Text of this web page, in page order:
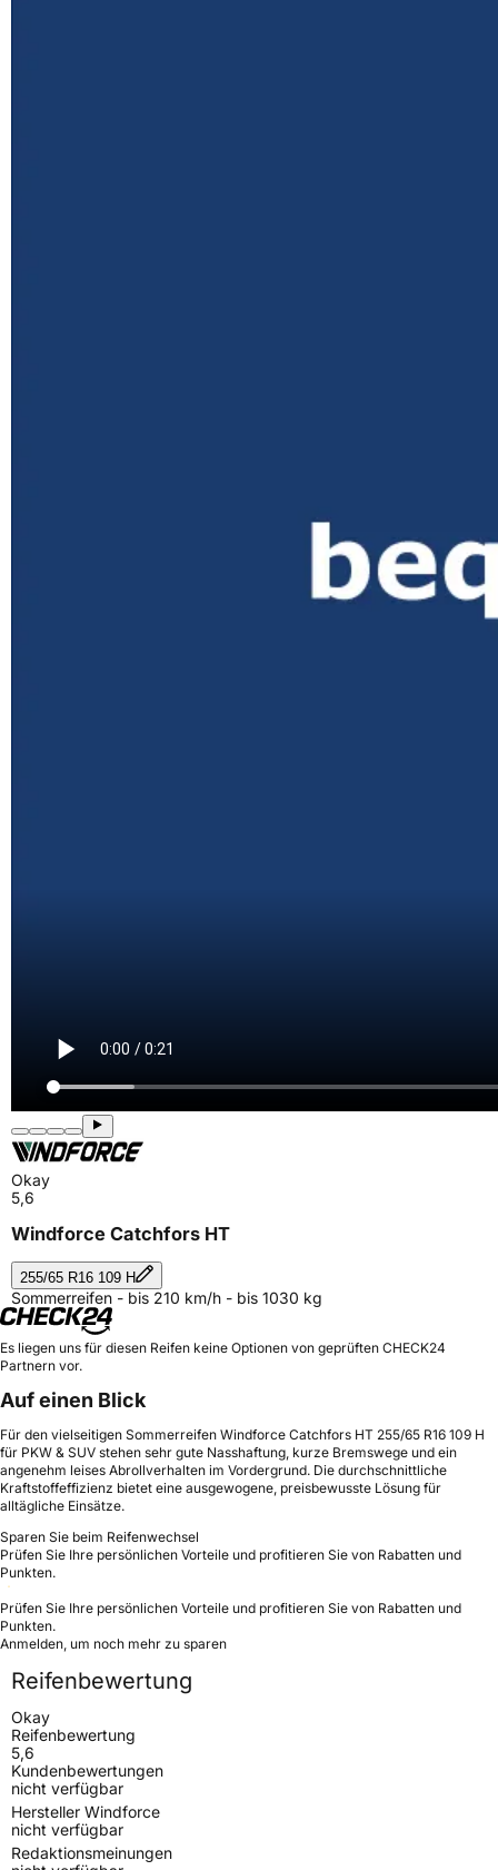
Okay
5,6
Windforce Catchfors HT
255/65 R16 109 H
Sommerreifen - bis 210 km/h - bis 1030 kg
Es liegen uns für diesen Reifen keine Optionen von geprüften CHECK24
Partnern vor.
Auf einen Blick
Für den vielseitigen Sommerreifen Windforce Catchfors HT 255/65 R16 109 H
für PKW & SUV stehen sehr gute Nasshaftung, kurze Bremswege und ein
angenehm leises Abrollverhalten im Vordergrund. Die durchschnittliche
Kraftstoffeffizienz bietet eine ausgewogene, preisbewusste Lösung für
alltägliche Einsätze.
Sparen Sie beim Reifenwechsel
Prüfen Sie Ihre persönlichen Vorteile und profitieren Sie von Rabatten und
Punkten.
Prüfen Sie Ihre persönlichen Vorteile und profitieren Sie von Rabatten und
Punkten.
Anmelden, um noch mehr zu sparen
Reifenbewertung
Okay
Reifenbewertung
5,6
Kundenbewertungen
nicht verfügbar
Hersteller Windforce
nicht verfügbar
Redaktionsmeinungen